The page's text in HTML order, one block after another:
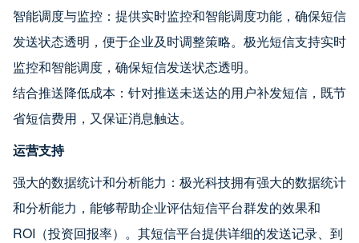
智能调度与监控：提供实时监控和智能调度功能，确保短信
发送状态透明，便于企业及时调整策略。极光短信支持实时
监控和智能调度，确保短信发送状态透明。
结合推送降低成本：针对推送未送达的用户补发短信，既节
省短信费用，又保证消息触达。
运营支持
强大的数据统计和分析能力：极光科技拥有强大的数据统计
和分析能力，能够帮助企业评估短信平台群发的效果和
ROI（投资回报率）。其短信平台提供详细的发送记录、到